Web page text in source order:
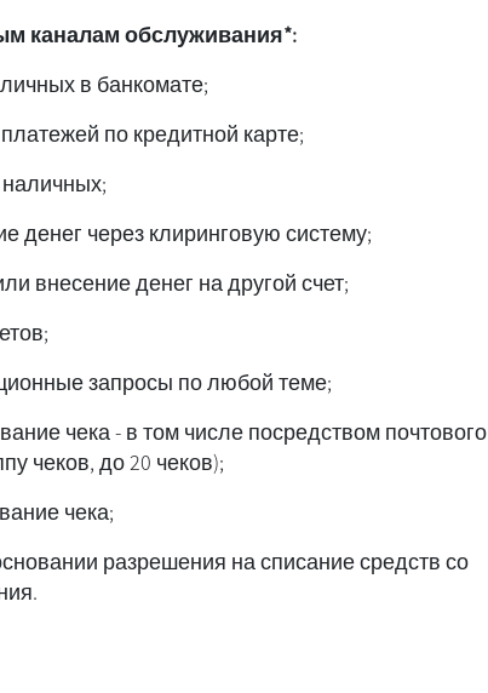
каналам обслуживания*:
в банкомате;
по кредитной карте;
денег через клиринговую систему;
внесение денег на другой счет;
запросы по любой теме;
чека - в том числе посредством почтового
чеков, до 20 чеков);
чека;
разрешения на списание средств со